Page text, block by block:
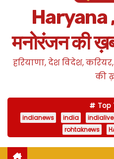
Haryana
मनोरंजन की
हरियाणा, देश विदेश,
की
Top
indianews india indialive
rohtaknews